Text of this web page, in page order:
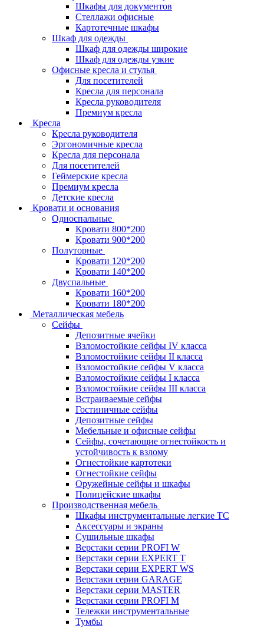
Шкафы для документов
Стеллажи офисные
Картотечные шкафы
Шкаф для одежды
Шкаф для одежды широкие
Шкаф для одежды узкие
Офисные кресла и стулья
Для посетителей
Кресла для персонала
Кресла руководителя
Премиум кресла
Кресла
Кресла руководителя
Эргономичные кресла
Кресла для персонала
Для посетителей
Геймерские кресла
Премиум кресла
Детские кресла
Кровати и основания
Односпальные
Кровати 800*200
Кровати 900*200
Полуторные
Кровати 120*200
Кровати 140*200
Двуспальные
Кровати 160*200
Кровати 180*200
Металлическая мебель
Сейфы
Депозитные ячейки
Взломостойкие сейфы IV класса
Взломостойкие сейфы II класса
Взломостойкие сейфы V класса
Взломостойкие сейфы I класса
Взломостойкие сейфы III класса
Встраиваемые сейфы
Гостиничные сейфы
Депозитные сейфы
Мебельные и офисные сейфы
Сейфы, сочетающие огнестойкость и
устойчивость к взлому
Огнестойкие картотеки
Огнестойкие сейфы
Оружейные сейфы и шкафы
Полицейские шкафы
Производственная мебель
Шкафы инструментальные легкие ТС
Аксессуары и экраны
Cушильные шкафы
Верстаки серии PROFI W
Верстаки серии EXPERT T
Верстаки серии EXPERT WS
Верстаки серии GARAGE
Верстаки серии MASTER
Верстаки серии PROFI M
Тележки инструментальные
Тумбы